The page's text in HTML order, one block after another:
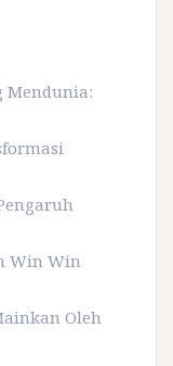
Mendunia:
Win Win
Oleh